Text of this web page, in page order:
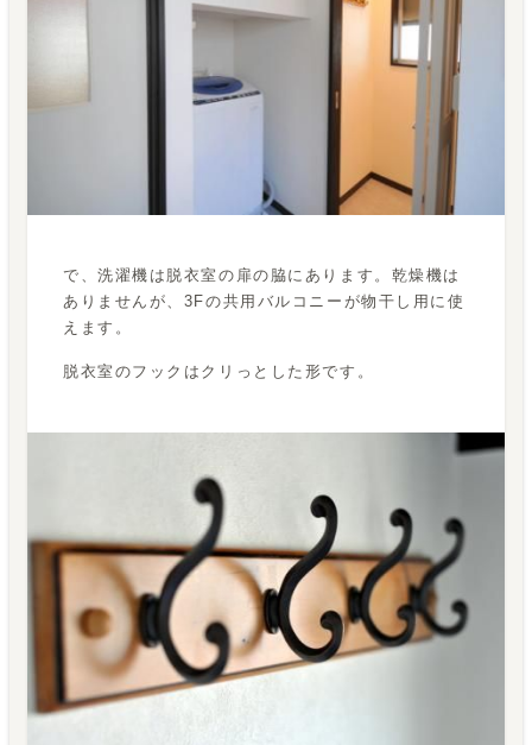
で、洗濯機は脱衣室の扉の脇にあります。乾燥機は
ありませんが、3Fの共用バルコニーが物干し用に使
えます。
脱衣室のフックはクリっとした形です。